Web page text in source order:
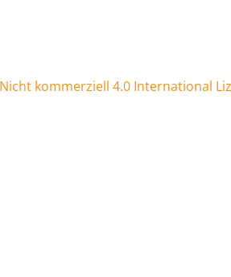
kommerziell 4.0 International